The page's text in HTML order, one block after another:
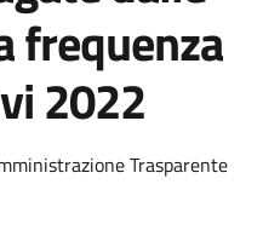
frequenza
2022
Trasparente